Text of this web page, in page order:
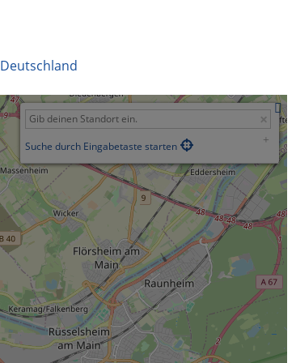
Deutschland
Suche durch Eingabetaste starten